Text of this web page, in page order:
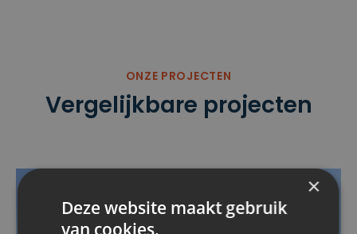
ONZE PROJECTEN
Vergelijkbare projecten
ISOLATIE
GEVELISOLATIE
GEVELRENOVATIE
×
Deze website maakt gebruik
van cookies.